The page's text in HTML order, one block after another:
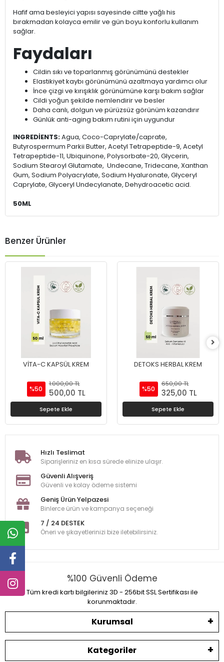
Hafif ama besleyici yapısı sayesinde ciltte yağlı his
bırakmadan kolayca emilir ve gün boyu konforlu kullanım
sağlar.
Faydaları
Cildin sıkı ve toparlanmış görünümünü destekler
Elastikiyet kaybı görünümünü azaltmaya yardımcı olur
İnce çizgi ve kırışıklık görünümüne karşı bakım sağlar
Cildi yoğun şekilde nemlendirir ve besler
Daha canlı, dolgun ve pürüzsüz görünüm kazandırır
Günlük anti-aging bakım rutini için uygundur
INGREDİENTS:Agua, Coco-Caprylate/caprate,
Butyrospermum Parkii Butter, Acetyl Tetrapeptide-9, Acetyl
Tetrapeptide-11, Ubiquinone, Polysorbate-20, Glycerin,
Sodium Stearoyl Glutamate, Undecane, Tridecane, Xanthan
Gum, Sodium Polyacrylate, Sodium Hyaluronate, Glyceryl
Caprylate, Glyceryl Undecylanate, Dehydroacetic acid.
50ML
Benzer Ürünler
VİTA-C KAPSÜL KREM
%50
1.000,00 TL
500,00 TL
Sepete Ekle
DETOKS HERBAL KREM
%50
650,00 TL
325,00 TL
Sepete Ekle
Hızlı Teslimat
Siparişleriniz en kısa sürede elinize ulaşır.
Güvenli Alışveriş
Güvenli ve kolay ödeme sistemi
Geniş Ürün Yelpazesi
Binlerce ürün ve kampanya seçeneği
7 / 24 DESTEK
Öneri ve şikayetlerinizi bize iletebilirsiniz.
%100 Güvenli Ödeme
Tüm kredi kartı bilgileriniz 3D - 256bit SSL Sertifikası ile
korunmaktadır.
Kurumsal
Kategoriler